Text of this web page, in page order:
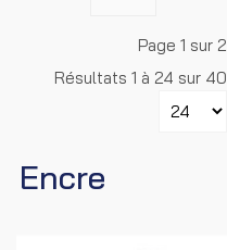
Page 1 sur 2
Résultats 1 à 24 sur 40
Encre